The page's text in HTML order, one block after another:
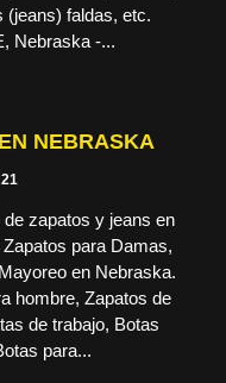
(jeans) faldas, etc.
Nebraska -...
NEBRASKA
zapatos y jeans en
para Damas,
en Nebraska.
hombre, Zapatos de
de trabajo, Botas
para...